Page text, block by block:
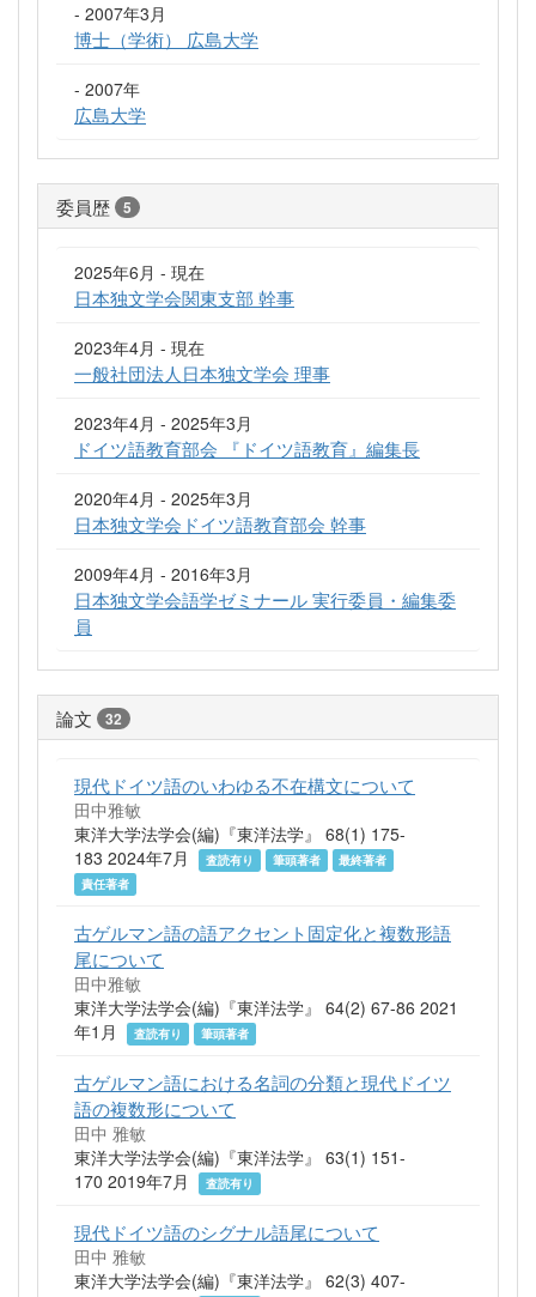
- 2007年3月
博士（学術） 広島大学
- 2007年
広島大学
委員歴 5
2025年6月 - 現在
日本独文学会関東支部 幹事
2023年4月 - 現在
一般社団法人日本独文学会 理事
2023年4月 - 2025年3月
ドイツ語教育部会 『ドイツ語教育』編集長
2020年4月 - 2025年3月
日本独文学会ドイツ語教育部会 幹事
2009年4月 - 2016年3月
日本独文学会語学ゼミナール 実行委員・編集委
員
論文 32
現代ドイツ語のいわゆる不在構文について
田中雅敏
東洋大学法学会(編)『東洋法学』 68(1) 175-
183 2024年7月
査読有り 筆頭著者
最終著者
責任著者
古ゲルマン語の語アクセント固定化と複数形語
尾について
田中雅敏
東洋大学法学会(編)『東洋法学』 64(2) 67-86 2021
年1月
査読有り 筆頭著者
古ゲルマン語における名詞の分類と現代ドイツ
語の複数形について
田中 雅敏
東洋大学法学会(編)『東洋法学』 63(1) 151-
170 2019年7月
査読有り
現代ドイツ語のシグナル語尾について
田中 雅敏
東洋大学法学会(編)『東洋法学』 62(3) 407-